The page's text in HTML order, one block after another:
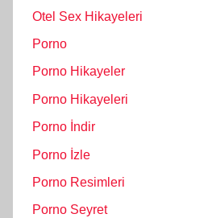
Otel Sex Hikayeleri
Porno
Porno Hikayeler
Porno Hikayeleri
Porno İndir
Porno İzle
Porno Resimleri
Porno Seyret